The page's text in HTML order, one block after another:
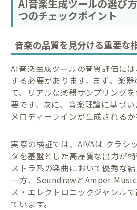
AI音楽生成ツールの選び
つのチェックポイント
音楽の品質を見分ける重要な
AI音楽生成ツールの音質評価に
する必要があります。まず、楽
て、リアルな楽器サンプリング
要です。次に、音楽理論に基づ
メロディーラインが生成されるか
実際の検証では、AIVAは クラシ
タを基盤とした高品質な出力が
ストラ系の楽曲において優秀な結
一方、SoundrawとAmper
ス・エレクトロニックジャンル
ています。